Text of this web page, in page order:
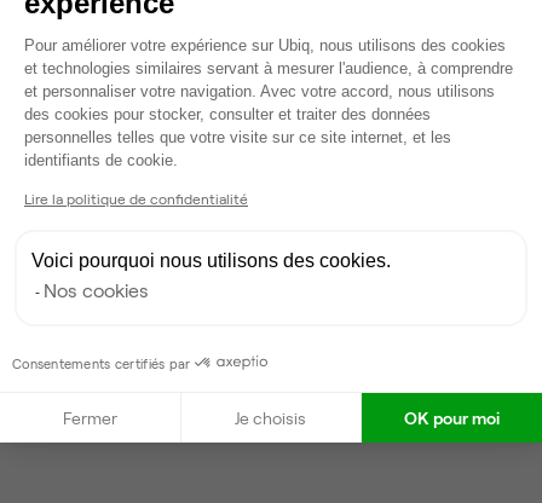
Voir tout
Gestionnaire de l'espace
Delaram
Répond en moins d'une heure
Taux de réponse : 40%
Plateforme de Gestion du
Pour améliorer votre expérience sur Ubiq, nous utilisons des cookies
et technologies similaires servant à mesurer l'audience, à comprendre
et personnaliser votre navigation. Avec votre accord, nous utilisons
des cookies pour stocker, consulter et traiter des données
personnelles telles que votre visite sur ce site internet, et les
identifiants de cookie.
Lire la politique de confidentialité
Voici pourquoi nous utilisons des cookies.
Nos cookies
Consentements certifiés par
Fermer Je choisis OK pour moi